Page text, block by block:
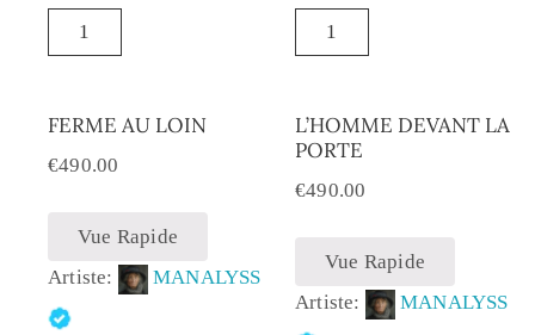
FERME AU LOIN
€490.00
Vue Rapide
Artiste:
MANALYSS
L’HOMME DEVANT LA
PORTE
€490.00
Vue Rapide
Artiste:
MANALYSS